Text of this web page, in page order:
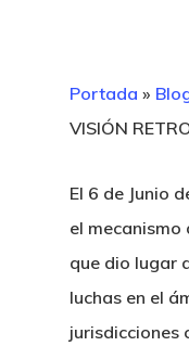
Portada »
VISIÓN
El 6 de Junio
el mecanismo
que dio lugar
luchas en el
jurisdicciones